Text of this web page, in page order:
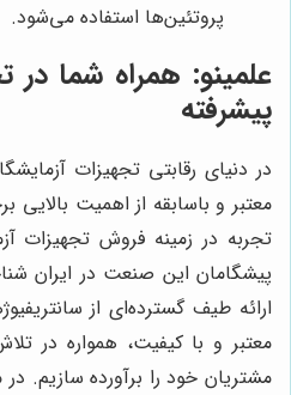
پروتئین‌ها استفاده می‌شود.
علمینو: همراه شما در
پیشرفته
در دنیای رقابتی تجهیزات
معتبر و باسابقه از اهمیت بالایی
تجربه در زمینه فروش تجهیزات
پیشگامان این صنعت در ایران
ارائه طیف گسترده‌ای از
معتبر و با کیفیت، همواره در
مشتریان خود را برآورده سازیم.